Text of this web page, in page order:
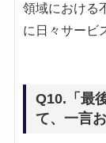
領域における
に日々サービ
Q10.「最
て、一言